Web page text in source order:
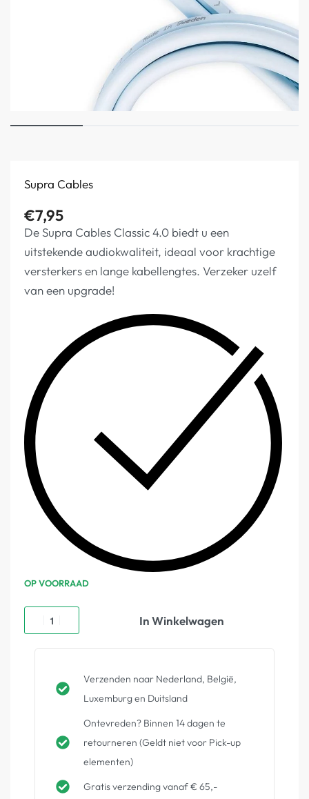
Supra Cables
€7,95
De Supra Cables Classic 4.0 biedt u een
uitstekende audiokwaliteit, ideaal voor krachtige
versterkers en lange kabellengtes. Verzeker uzelf
van een upgrade!
OP VOORRAAD
In Winkelwagen
Verzenden naar Nederland, België,
Luxemburg en Duitsland
Ontevreden? Binnen 14 dagen te
retourneren (Geldt niet voor Pick-up
elementen)
Gratis verzending vanaf € 65,-